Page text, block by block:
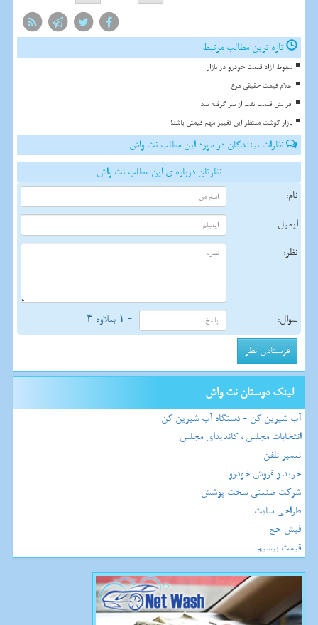
تازه ترین مطالب مرتبط
سقوط آزاد قیمت خودرو در بازار
اعلام قیمت حقیقی مرغ
افزایش قیمت نفت از سر گرفته شد
بازار گوشت منتظر این تغییر مهم قیمتی باشد!
نظرات بینندگان در مورد این مطلب نت واش
نظرتان درباره ی این مطلب نت واش
نام:
ایمیل:
نظر:
سوال: = ۱ بعلاوه ۳
لینک دوستان نت واش
آب شیرین کن - دستگاه آب شیرین کن
انتخابات مجلس ، کاندیدای مجلس
تعمیر تلفن
خرید و فروش خودرو
شرکت صنعتی سخت پوشش
طراحی سایت
فیش حج
قیمت بیسیم